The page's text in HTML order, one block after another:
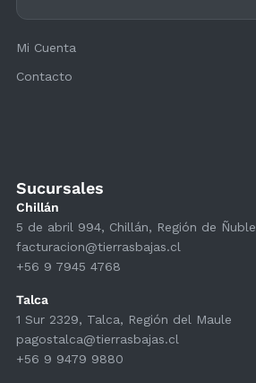
Sucursales
Chillán
5 de abril 994, Chillán, Región de Ñuble
facturacion@tierrasbajas.cl
+56 9 7945 4768
Talca
1 Sur 2329, Talca, Región del Maule
pagostalca@tierrasbajas.cl
+56 9 9479 9880
Mi Cuenta
Contacto